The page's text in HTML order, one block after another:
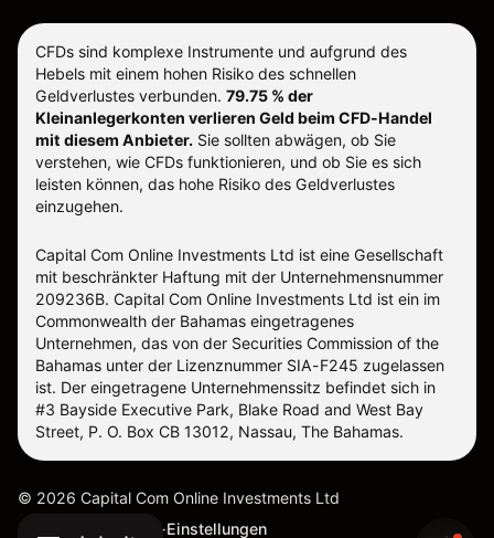
CFDs sind komplexe Instrumente und aufgrund des
Hebels mit einem hohen Risiko des schnellen
Geldverlustes verbunden. 79.75 % der
Kleinanlegerkonten verlieren Geld beim CFD-Handel
mit diesem Anbieter. Sie sollten abwägen, ob Sie
verstehen, wie CFDs funktionieren, und ob Sie es sich
leisten können, das hohe Risiko des Geldverlustes
einzugehen.
Capital Com Online Investments Ltd ist eine Gesellschaft
mit beschränkter Haftung mit der Unternehmensnummer
209236B. Capital Com Online Investments Ltd ist ein im
Commonwealth der Bahamas eingetragenes
Unternehmen, das von der Securities Commission of the
Bahamas unter der Lizenznummer SIA-F245 zugelassen
ist. Der eingetragene Unternehmenssitz befindet sich in
#3 Bayside Executive Park, Blake Road and West Bay
Street, P. O. Box CB 13012, Nassau, The Bahamas.
© 2026 Capital Com Online Investments Ltd
Cookie-Einstellungen